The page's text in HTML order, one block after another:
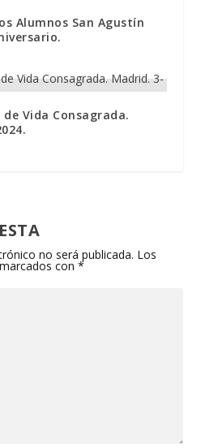
Alumnos San Agustín
Vida Consagrada.
no será publicada. Los
con*